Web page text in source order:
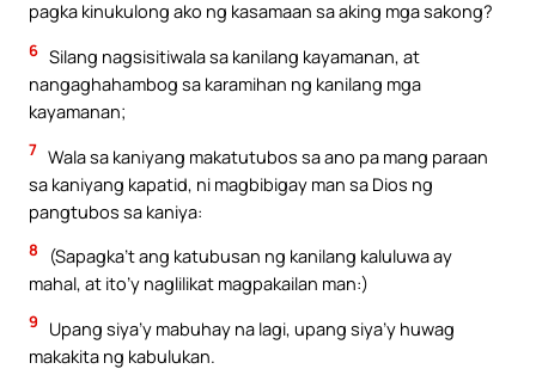
pagka kinukulong ako ng kasamaan sa aking mga sakong?
6 Silang nagsisitiwala sa kanilang kayamanan, at
nangaghahambog sa karamihan ng kanilang mga
kayamanan;
7 Wala sa kaniyang makatutubos sa ano pa mang paraan
sa kaniyang kapatid, ni magbibigay man sa Dios ng
pangtubos sa kaniya:
8
(Sapagka’t ang katubusan ng kanilang kaluluwa ay
mahal, at ito’y naglilikat magpakailan man:)
9
Upang siya’y mabuhay na lagi, upang siya’y huwag
makakita ng kabulukan.